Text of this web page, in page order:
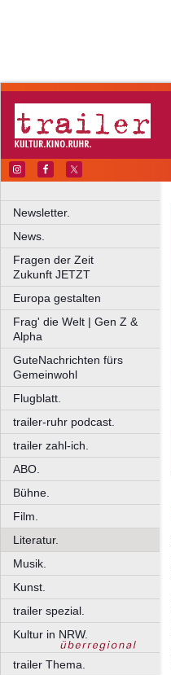
Newsletter.
News.
Fragen der Zeit
Zukunft JETZT
Europa gestalten
Frag' die Welt | Gen Z &
Alpha
GuteNachrichten fürs
Gemeinwohl
Flugblatt.
trailer-ruhr podcast.
trailer zahl-ich.
ABO.
Bühne.
Film.
Literatur.
Musik.
Kunst.
trailer spezial.
Kultur in NRW.
trailer Thema.